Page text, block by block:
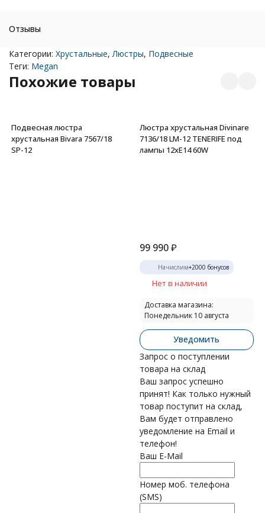
Отзывы
Категории: Хрустальные, Люстры, Подвесные
Теги: Megan
Похожие товары
Подвесная люстра
хрустальная Bivara 7567/18
SP-12
Люстра хрустальная Divinare
7136/18 LM-12 TENERIFE под
лампы 12xE14 60W
99 990 ₽
Начислим+2000 бонусов
Нет в наличии
Доставка магазина:
Понедельник 10 августа
Уведомить
Запрос о поступлении
товара на склад
Ваш запрос успешно
принят! Как только нужный
товар поступит на склад,
Вам будет отправлено
уведомление на Email и
телефон!
Ваш E-Mail
Номер моб. телефона
(SMS)